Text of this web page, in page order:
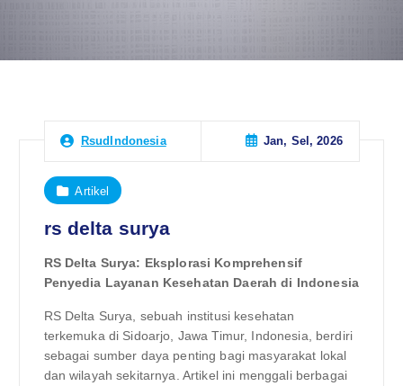
RsudIndonesia Jan, Sel, 2026
Artikel
rs delta surya
RS Delta Surya: Eksplorasi Komprehensif
Penyedia Layanan Kesehatan Daerah di Indonesia
RS Delta Surya, sebuah institusi kesehatan
terkemuka di Sidoarjo, Jawa Timur, Indonesia, berdiri
sebagai sumber daya penting bagi masyarakat lokal
dan wilayah sekitarnya. Artikel ini menggali berbagai